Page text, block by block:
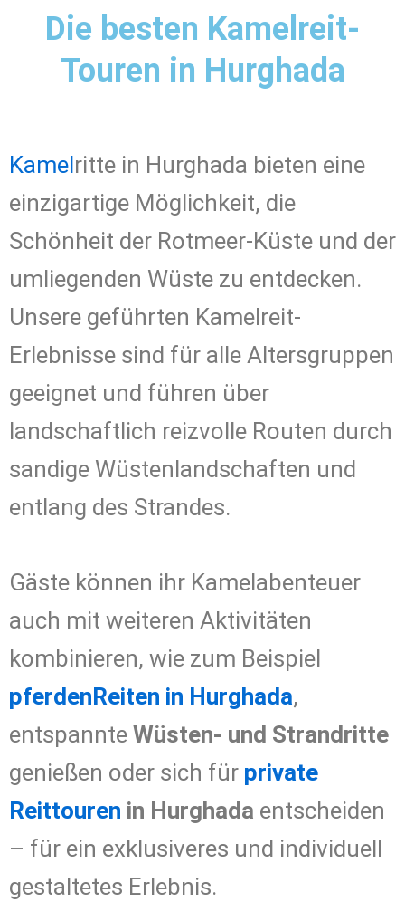
Die besten Kamelreit-
Touren in Hurghada
Kamelritte in Hurghada bieten eine
einzigartige Möglichkeit, die
Schönheit der Rotmeer-Küste und der
umliegenden Wüste zu entdecken.
Unsere geführten Kamelreit-
Erlebnisse sind für alle Altersgruppen
geeignet und führen über
landschaftlich reizvolle Routen durch
sandige Wüstenlandschaften und
entlang des Strandes.
Gäste können ihr Kamelabenteuer
auch mit weiteren Aktivitäten
kombinieren, wie zum Beispiel
pferdenReiten in Hurghada,
entspannte Wüsten- und Strandritte
genießen oder sich für private
Reittouren in Hurghada entscheiden
– für ein exklusiveres und individuell
gestaltetes Erlebnis.